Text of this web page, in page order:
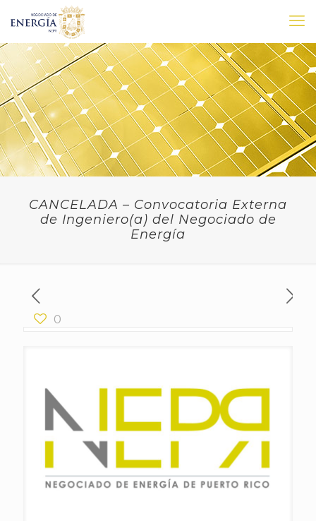
CANCELADA – Convocatoria Externa
de Ingeniero(a) del Negociado de
Energía
0